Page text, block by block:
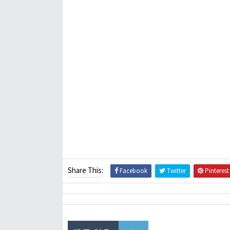
Share This: Facebook Twitter Pinterest